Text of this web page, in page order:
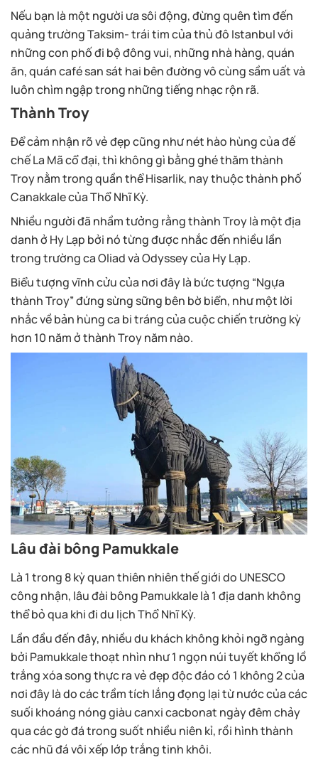
Nếu bạn là một người ưa sôi động, đừng quên tìm đến
quảng trường Taksim- trái tim của thủ đô Istanbul với
những con phố đi bộ đông vui, những nhà hàng, quán
ăn, quán café san sát hai bên đường vô cùng sầm uất và
luôn chìm ngập trong những tiếng nhạc rộn rã.
Thành Troy
Để cảm nhận rõ vẻ đẹp cũng như nét hào hùng của đế
chế La Mã cổ đại, thì không gì bằng ghé thăm thành
Troy nằm trong quần thể Hisarlik, nay thuộc thành phố
Canakkale của Thổ Nhĩ Kỳ.
Nhiều người đã nhầm tưởng rằng thành Troy là một địa
danh ở Hy Lạp bởi nó từng được nhắc đến nhiều lần
trong trường ca Oliad và Odyssey của Hy Lạp.
Biểu tượng vĩnh cửu của nơi đây là bức tượng “Ngựa
thành Troy” đứng sừng sững bên bờ biển, như một lời
nhắc về bản hùng ca bi tráng của cuộc chiến trường kỳ
hơn 10 năm ở thành Troy năm nào.
Lâu đài bông Pamukkale
Là 1 trong 8 kỳ quan thiên nhiên thế giới do UNESCO
công nhận, lâu đài bông Pamukkale là 1 địa danh không
thể bỏ qua khi đi du lịch Thổ Nhĩ Kỳ.
Lần đầu đến đây, nhiều du khách không khỏi ngỡ ngàng
bởi Pamukkale thoạt nhìn như 1 ngọn núi tuyết khổng lồ
trắng xóa song thực ra vẻ đẹp độc đáo có 1 không 2 của
nơi đây là do các trầm tích lắng đọng lại từ nước của các
suối khoáng nóng giàu canxi cacbonat ngày đêm chảy
qua các gờ đá trong suốt nhiều niên kỉ, rồi hình thành
các nhũ đá vôi xếp lớp trắng tinh khôi.